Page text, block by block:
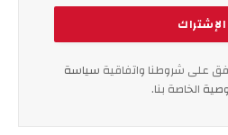
على شروطنا واتفاقية سياسة
الخاصة بنا.